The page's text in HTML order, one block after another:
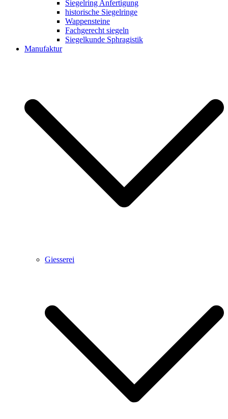
Siegelring Anfertigung
historische Siegelringe
Wappensteine
Fachgerecht siegeln
Siegelkunde Sphragistik
Manufaktur
Giesserei